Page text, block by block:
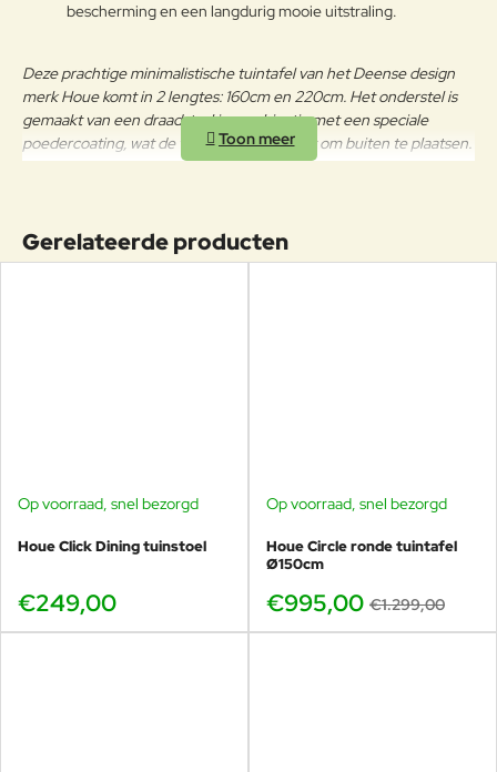
Onderhoudsadvies
OM HET PRODUCT LANG IN
GOEDE STAAT TE BEHOUDEN,
ADVISEREN WIJ HET TIJDENS DE
WINTER OP EEN AFGESLOTEN
DROGE PLAATS TE BEWAREN
WORDEN OPGESLAGEN, IS HET
RAADZAAM VOOR HET
BEHANDEL ZE DAN OP
VASELINE OF AUTOWAS, OOK IS
HET BELANGRIJK REGELMATIG
HET FIJNSTOF AF TE NEMEN
MET EEN VOCHTIGE DOEK. ZO
HEEFT U VELE JAREN PLEZIER
bescherming en een langdurig mooie uitstraling.
Deze prachtige minimalistische tuintafel van het Deense design
merk Houe komt in 2 lengtes: 160cm en 220cm. Het onderstel is
gemaakt van een draadstaal in combinatie met een speciale
poedercoating, wat de tafel geschikt maakt om buiten te plaatsen.
Gerelateerde producten
Op voorraad, snel bezorgd
Houe Click Dining tuinstoel
€249,00
-23%
Op voorraad, snel bezorgd
Houe Circle ronde tuintafel
Ø150cm
€995,00 €1.299,00